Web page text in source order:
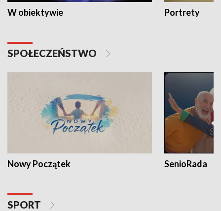
W obiektywie Portrety
SPOŁECZEŃSTWO
Nowy Początek SenioRada
SPORT